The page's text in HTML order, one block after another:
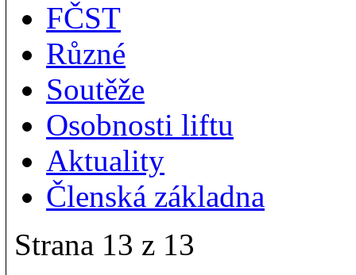
FČST
Různé
Soutěže
Osobnosti liftu
Aktuality
Členská základna
Strana 13 z 13